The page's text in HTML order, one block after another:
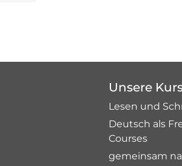
Unsere
Lesen und
Deutsch als
Courses
gemeinsam